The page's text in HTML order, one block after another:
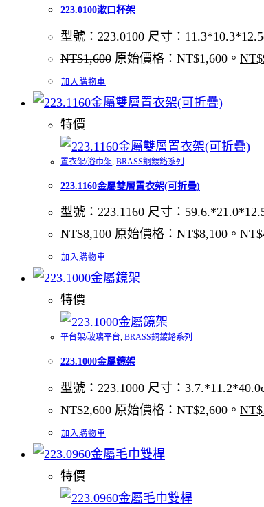
223.0100漱口杯架
型號：223.0100 尺寸：
NT$1,600 原始價格：NT$1,600。 NT$
加入購物車
特價
置衣架/浴巾架, BRASS銅鍍鉻系列
223.1160金屬雙層置衣架(可折疊)
型號：223.1160 尺寸：
NT$8,100 原始價格：NT$8,100。 NT$
加入購物車
特價
平台架/玻璃平台, BRASS銅鍍鉻系列
223.1000金屬鏡架
型號：223.1000 尺寸：
NT$2,600 原始價格：NT$2,600。 NT$
加入購物車
特價